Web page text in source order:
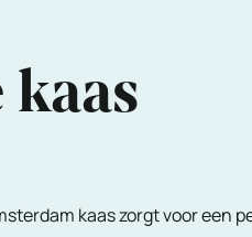
kaas zorgt voor een